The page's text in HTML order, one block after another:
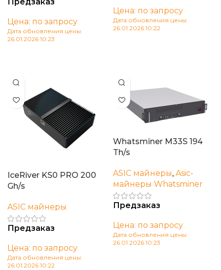
Предзаказ
Цена: по запросу
Дата обновления цены:
26.01.2026 10:23
Цена: по запросу
Дата обновления цены:
26.01.2026 10:22
IceRiver KS0 PRO 200
Gh/s
ASIC майнеры
Предзаказ
Цена: по запросу
Дата обновления цены:
26.01.2026 10:22
Whatsminer M33S 194
Th/s
ASIC майнеры, Asic-
майнеры Whatsminer
Предзаказ
Цена: по запросу
Дата обновления цены:
26.01.2026 10:23